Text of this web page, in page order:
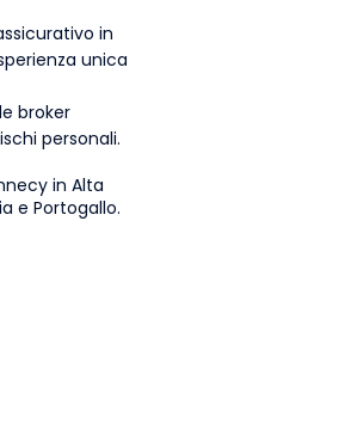
in
unica
broker
personali.
in Alta
e Portogallo.